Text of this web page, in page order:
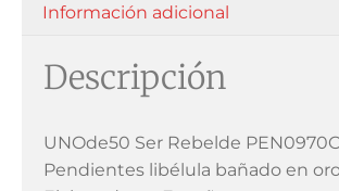
Información adicional
Descripción
UNOde50 Ser Rebelde
Pendientes libélula bañado en